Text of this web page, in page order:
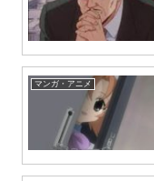
マンガ・アニメ